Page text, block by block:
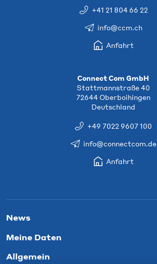
+41 21 804 66 22
info@ccm.ch
Anfahrt
Connect Com GmbH
Stattmannstraße 40
72644 Oberboihingen
Deutschland
+49 7022 9607 100
info@connectcom.de
Anfahrt
News
Meine Daten
Allgemein